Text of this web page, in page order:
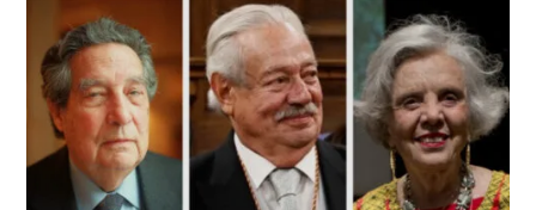
Rossana
Reguillo,
investigadora
del
ITESO
fundadora